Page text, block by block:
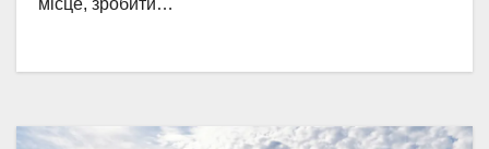
місце, зробити…